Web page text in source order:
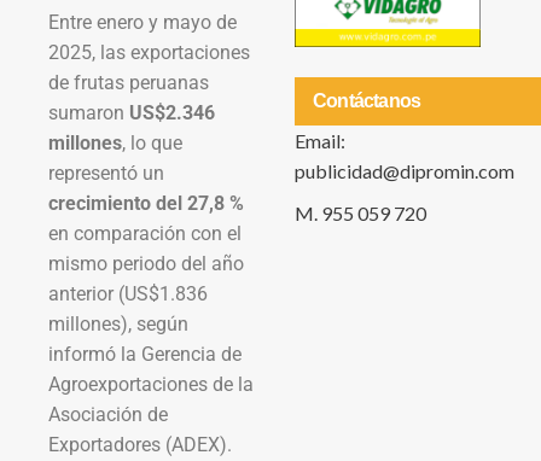
Entre enero y mayo de
2025, las exportaciones
de frutas peruanas
sumaron US$2.346
millones, lo que
representó un
crecimiento del 27,8 %
en comparación con el
mismo periodo del año
anterior (US$1.836
millones), según
informó la Gerencia de
Agroexportaciones de la
Asociación de
Exportadores (ADEX).
Contáctanos
Email:
publicidad@dipromin.com
M. 955 059 720